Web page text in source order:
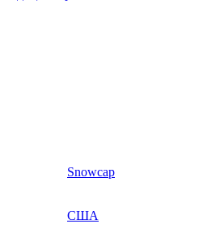
Snowcap
США